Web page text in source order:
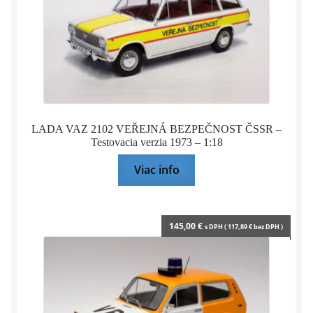
LADA VAZ 2102 VEŘEJNÁ BEZPEČNOST ČSSR –
Testovacia verzia 1973 – 1:18
Viac info
145,00€ s DPH (117,89€bez DPH )